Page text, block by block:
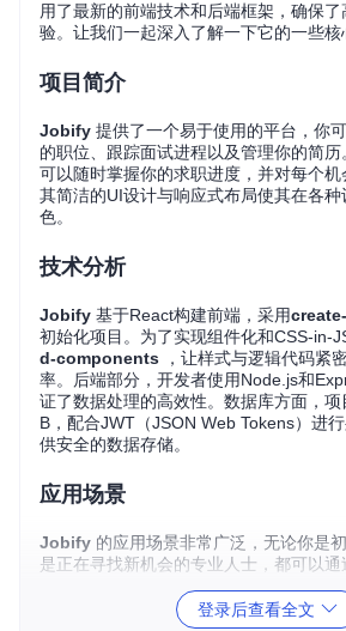
用了最新的前端技术和后端框架，确保
验。让我们一起深入了解一下它的一些核
项目简介
Jobify 提供了一个易于使用的平台，你
的职位、跟踪面试进程以及管理你的简
可以随时掌握你的求职进度，并对每个机
其简洁的UI设计与响应式布局使其在各种
色。
技术分析
Jobify 基于React构建前端，采用
初始化项目。为了实现组件化和CSS-in-
d-components ，让样式与逻辑代码紧
率。后端部分，开发者使用Node.js和
证了数据处理的高效性。数据库方面，
B，配合JWT（JSON Web Tokens）进
供安全的数据存储。
应用场景
Jobify 的应用场景非常广泛，无论你是
是正在寻找新机会的专业人士，都可以通
：保持对所有申请状态的清
登录后查看全文